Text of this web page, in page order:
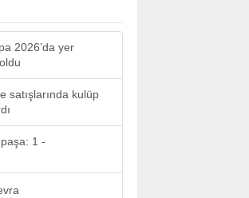
2026’da yer
satışlarında kulüp
1 -